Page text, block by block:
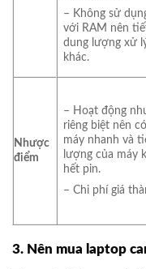
– Không sử
với RAM nên
dung lượng xử
khác.
Nhược
điểm
– Hoạt động
riêng biệt nên
máy nhanh và
lượng của máy
hết pin.
– Chi phí giá
3. Nên mua laptop